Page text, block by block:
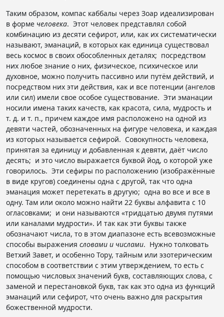
Таким образом, компас каббалы через Зоар идеализирован
в форме человека. Этот человек представлял собой
комбинацию из десяти сефирот, или, как их систематически
называют, эманаций, в которых как единица существовал
весь космос в своих обособленных деталях; посредством
них любое знание о них, физическое, психическое или
духовное, можно получить пассивно или путём действий, и
посредством них эти действия, как и все потенции (ангелов
или сил) имели свое особое существование. Эти эманации
носили имена таких качеств, как красота, сила, мудрость и
т. д. и т. п., причем каждое имя расположено на одной из
девяти частей, обозначенных на фигуре человека, и каждая
из которых называется сефирой. Совокупность человека,
принятая за единицу и добавленная к девяти, даёт число
десять; и это число выражается буквой йод, о которой уже
говорилось. Эти сефиры по расположению (изображённые
в виде кругов) соединены одна с другой, так что одна
эманация может перетекать в другую; одна во все и все в
одну. Там или около можно найти 22 буквы алфавита с 10
огласовками; и они называются «тридцатью двумя путями
или каналами мудрости». И так как эти буквы также
обозначают числа, то в этом диапазоне есть всевозможные
способы выражения словами и числами. Нужно толковать
Ветхий Завет, и особенно Тору, тайным или эзотерическим
способом в соответствии с этим утверждением, то есть с
помощью числовых значений букв, составляющих слова, с
заменой и перестановкой букв, так как это одна из функций
эманаций или сефирот, что очень важно для раскрытия
божественной мудрости.